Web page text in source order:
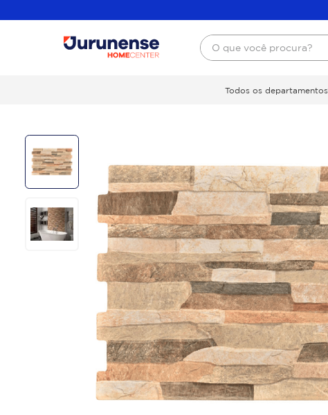
O que você procura?
Todos os departamentos